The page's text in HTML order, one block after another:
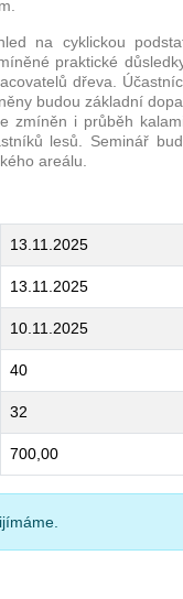
na cyklickou
praktické
dřeva.
budou základní
zmíněn i průběh
lesů. Seminář
areálu.
13.11.2025
13.11.2025
10.11.2025
40
32
700,00